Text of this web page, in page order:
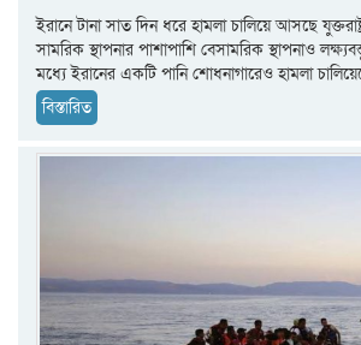
ইরানে টানা সাত দিন ধরে হামলা চালিয়ে আসছে
সামরিক স্থাপনার পাশাপাশি বেসামরিক স্থাপনাও
মধ্যে ইরানের একটি পানি শোধনাগারেও হামলা
বিস্তারিত